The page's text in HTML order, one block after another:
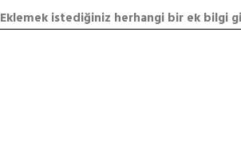
Eklemek istediğiniz herhangi bir ek bilgi